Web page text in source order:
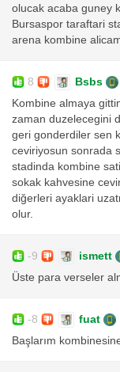
olucak acaba guney
Bursaspor taraftari
arena kombine
8 Bsbs
Kombine almaya
zaman duzelecegini
geri gonderdiler sen
ceviriyosun sonrada
stadinda kombine
sokak kahvesine
diğerleri ayaklari
olur.
-9 ismett
Üste para verseler
-8 fuat
Başlarım